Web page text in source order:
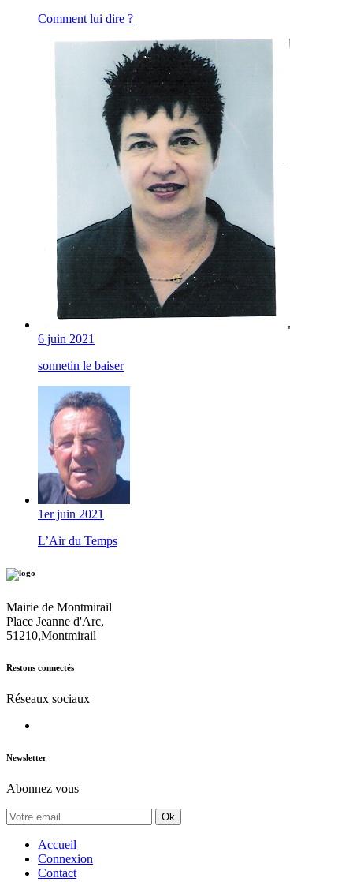
Comment lui dire ?
6 juin 2021
sonnetin le baiser
1er juin 2021
L’Air du Temps
Mairie de Montmirail
Place Jeanne d'Arc,
51210,Montmirail
Restons connectés
Réseaux sociaux
Newsletter
Abonnez vous
Ok
Accueil
Connexion
Contact